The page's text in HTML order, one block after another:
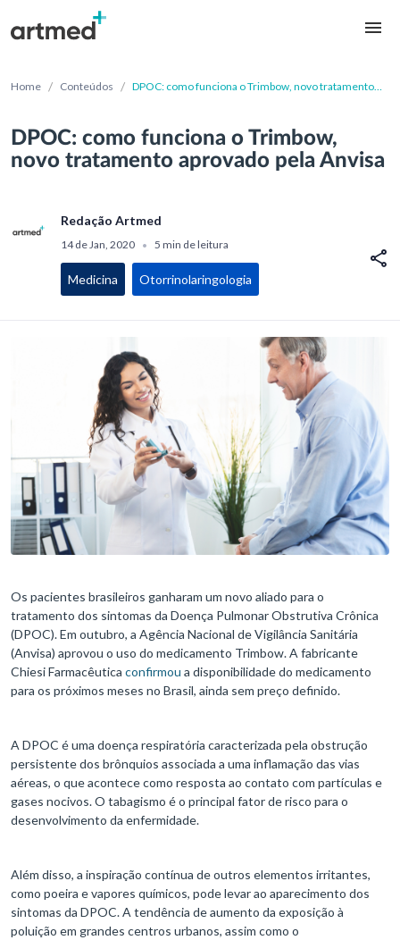
Home / Conteúdos / DPOC: como funciona o Trimbow, novo tratamento
DPOC: como funciona o Trimbow,
novo tratamento aprovado pela Anvisa
Redação Artmed
14 de Jan, 2020 • 5 min de leitura
Medicina Otorrinolaringologia
Os pacientes brasileiros ganharam um novo aliado para o
tratamento dos sintomas da Doença Pulmonar Obstrutiva Crônica
(DPOC). Em outubro, a Agência Nacional de Vigilância Sanitária
(Anvisa) aprovou o uso do medicamento Trimbow. A fabricante
Chiesi Farmacêutica confirmou a disponibilidade do medicamento
para os próximos meses no Brasil, ainda sem preço definido.
A DPOC é uma doença respiratória caracterizada pela obstrução
persistente dos brônquios associada a uma inflamação das vias
aéreas, o que acontece como resposta ao contato com partículas e
gases nocivos. O tabagismo é o principal fator de risco para o
desenvolvimento da enfermidade.
Além disso, a inspiração contínua de outros elementos irritantes,
como poeira e vapores químicos, pode levar ao aparecimento dos
sintomas da DPOC. A tendência de aumento da exposição à
poluição em grandes centros urbanos, assim como o